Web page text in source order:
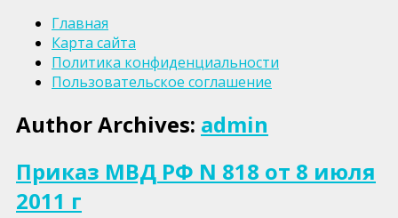
Главная
Карта сайта
Политика конфиденциальности
Пользовательское соглашение
Author Archives: admin
Приказ МВД РФ N 818 от 8 июля
2011 г